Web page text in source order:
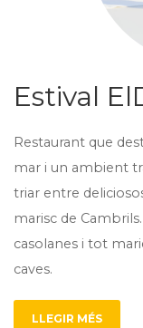
Estival
Restaurant que
mar i un ambient
triar entre
marisc de
casolanes i tot
caves.
LLEGIR MÉS